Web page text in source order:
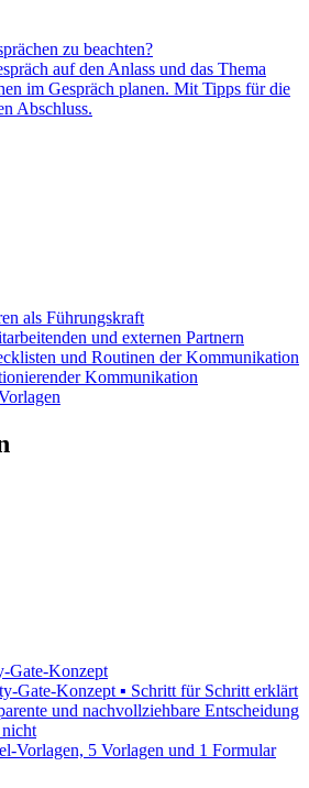
zu beachten?
auf den Anlass und das Thema
im Gespräch planen. Mit Tipps für die
Abschluss.
als Führungskraft
und externen Partnern
und Routinen der Kommunikation
Kommunikation
Gate-Konzept
Gate-Konzept ▪ Schritt für Schritt erklärt
und nachvollziehbare Entscheidung
nicht
Vorlagen, 5 Vorlagen und 1 Formular